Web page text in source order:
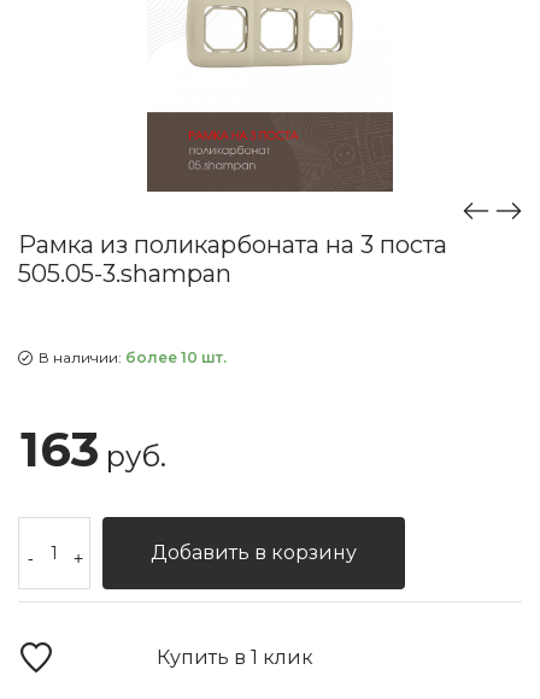
Рамка из поликарбоната на 3 поста
505.05-3.shampan
В наличии: более 10 шт.
163 руб.
- + Добавить в корзину
Купить в 1 клик